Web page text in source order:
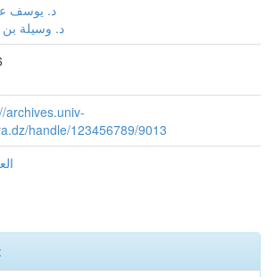
د. يوسف
د. وسيلة بن
archives.univ-
handle/123456789/9013